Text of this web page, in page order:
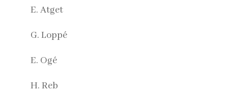
E. Atget
G. Loppé
E. Ogé
H. Reb